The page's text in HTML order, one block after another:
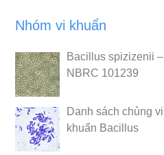
Nhóm vi khuẩn
Bacillus spizizenii –
NBRC 101239
Danh sách chủng vi
khuẩn Bacillus